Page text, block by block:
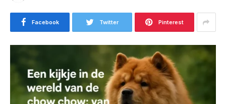
Facebook Twitter Pinterest